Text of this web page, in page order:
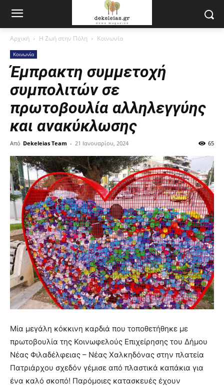
Αρχική Η Ζωή στην Πόλη Κοινωνία
Κοινωνία
Έμπρακτη συμμετοχή
συμπολιτών σε
πρωτοβουλία αλληλεγγύης
και ανακύκλωσης
Από Dekeleias Team - 21 Ιανουαρίου, 2024 65
Μία μεγάλη κόκκινη καρδιά που τοποθετήθηκε με
πρωτοβουλία της Κοινωφελούς Επιχείρησης του Δήμου
Νέας Φιλαδέλφειας – Νέας Χαλκηδόνας στην πλατεία
Πατριάρχου σχεδόν γέμισε από πλαστικά καπάκια για
ένα καλό σκοπό! Παρόμοιες κατασκευές έχουν